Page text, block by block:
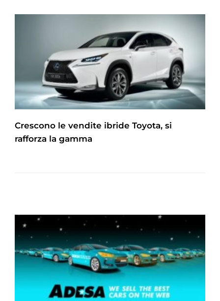
Crescono le vendite ibride Toyota, si
rafforza la gamma